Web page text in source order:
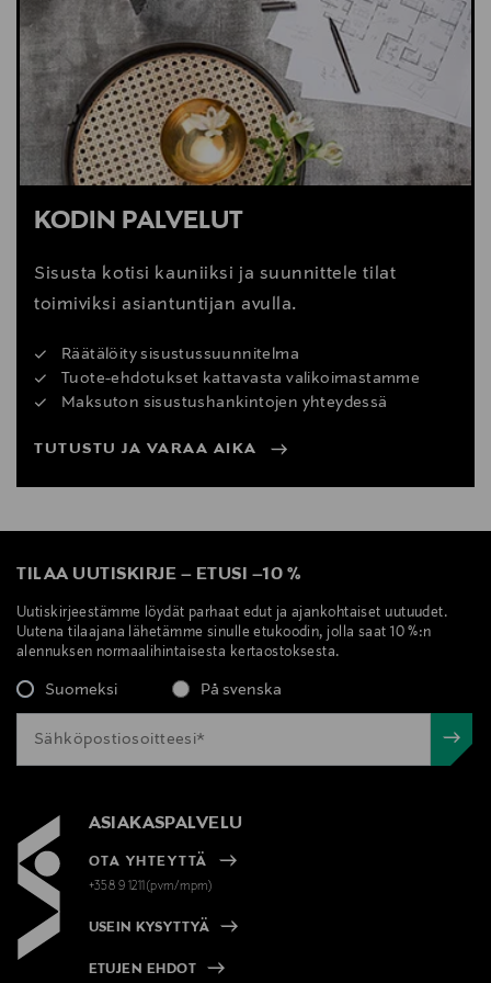
Digitaalinen osoite
https://www.boconcept.com/en-us/customer-
service/
KODIN PALVELUT
Sisusta kotisi kauniiksi ja suunnittele tilat
toimiviksi asiantuntijan avulla.
Räätälöity sisustussuunnitelma
Tuote-ehdotukset kattavasta valikoimastamme
Maksuton sisustushankintojen yhteydessä
TUTUSTU JA VARAA AIKA
TILAA UUTISKIRJE – ETUSI –10 %
Uutiskirjeestämme löydät parhaat edut ja ajankohtaiset uutuudet.
Uutena tilaajana lähetämme sinulle etukoodin, jolla saat 10 %:n
alennuksen normaalihintaisesta kertaostoksesta.
Suomeksi På svenska
ASIAKASPALVELU
OTA YHTEYTTÄ
+358 9 1211(pvm/mpm)
USEIN KYSYTTYÄ
ETUJEN EHDOT